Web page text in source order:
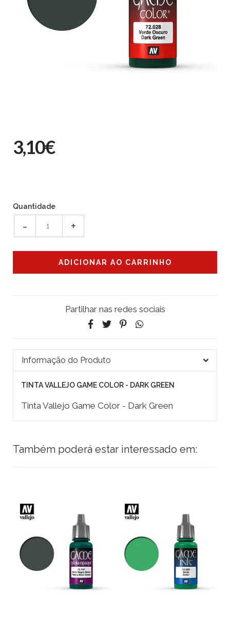
3,10€
Quantidade
- +
Partilhar nas redes sociais
Informação do Produto
TINTA VALLEJO GAME COLOR - DARK GREEN
Tinta Vallejo Game Color - Dark Green
Também poderá estar interessado em: